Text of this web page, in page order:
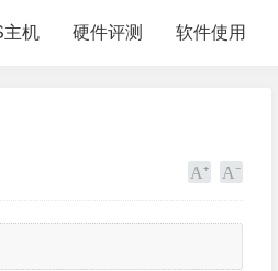
主机 硬件评测 软件使用